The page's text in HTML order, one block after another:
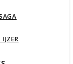
IJZER